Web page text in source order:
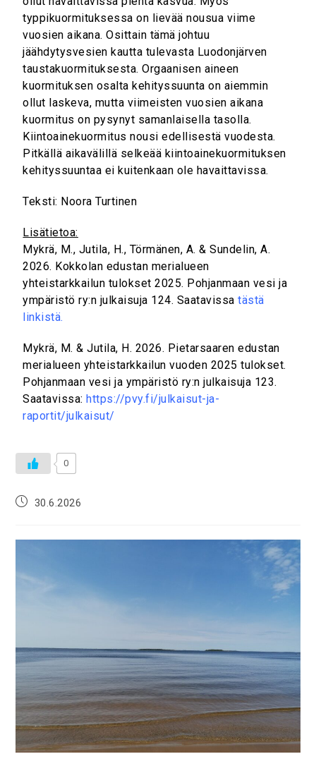
typpikuormituksessa on lievää nousua viime
vuosien aikana. Osittain tämä johtuu
jäähdytysvesien kautta tulevasta Luodonjärven
taustakuormituksesta. Orgaanisen aineen
kuormituksen osalta kehityssuunta on aiemmin
ollut laskeva, mutta viimeisten vuosien aikana
kuormitus on pysynyt samanlaisella tasolla.
Kiintoainekuormitus nousi edellisestä vuodesta.
Pitkällä aikavälillä selkeää kiintoainekuormituksen
kehityssuuntaa ei kuitenkaan ole havaittavissa.
Teksti: Noora Turtinen
Lisätietoa:
Mykrä, M., Jutila, H., Törmänen, A. & Sundelin, A.
2026. Kokkolan edustan merialueen
yhteistarkkailun tulokset 2025. Pohjanmaan vesi ja
ympäristö ry:n julkaisuja 124. Saatavissatästä
linkistä.
Mykrä, M. & Jutila, H. 2026. Pietarsaaren edustan
merialueen yhteistarkkailun vuoden 2025 tulokset.
Pohjanmaan vesi ja ympäristö ry:n julkaisuja 123.
Saatavissa:https://pvy.fi/julkaisut-ja-
raportit/julkaisut/
0
30.6.2026